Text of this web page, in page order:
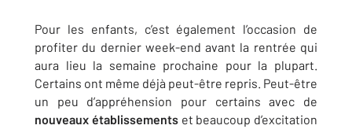
Pour les enfants, c’est également l’occasion de
profiter du dernier week-end avant la rentrée qui
aura lieu la semaine prochaine pour la plupart.
Certains ont même déjà peut-être repris. Peut-être
un peu d’appréhension pour certains avec de
nouveaux établissementset beaucoup d’excitation